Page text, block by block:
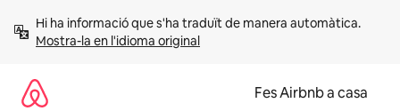
Mostra-la en l'idioma original
Fes Airbnb a casa